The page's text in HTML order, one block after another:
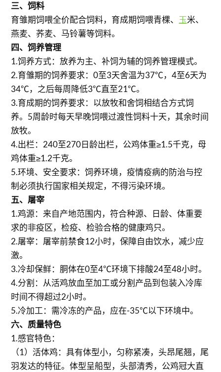
三、饲料
育雏期饲喂全价配合饲料，育成期饲喂青棵、 玉米、
燕麦、荞麦、马铃薯等饲料。
四、饲养管理
1.饲养方式：放养为主、补饲为辅的饲养管理模式。
2.育雏期的饲养要求：0至3天舍温为37℃，4至6天为
34℃，之后每周降低3℃直至21℃。
3.育成期的饲养要求：以放牧和舍饲相结合方式饲
养。5周龄时每天早晚饲喂过渡性饲料十天，其余时间
放牧。
4.出栏：240至270日龄出栏，公鸡体重≥1.5千克，母
鸡体重≥1.2千克。
5.环境、安全要求：饲养环境，疫情疫病的防治与控
制必须执行国家相关规定，不得污染环境。
五、屠宰
1.鸡源：来自产地范围内，符合种源、日龄、体重要
求的非疫区，检疫、检验合格的健康鸡只。
2.屠宰：屠宰前禁食12小时，保障自由饮水，减少应
激。
3.冷却保鲜：胴体在0至4℃环境下排酸24至48小时。
4.分割：从活鸡放血至加工或分割产品到包装入冷库
时间不得超过2小时。
5.冷加工：需冷冻的产品，应在-35℃以下环境中。
六、质量特色
1.感官特色：
（1）活体鸡：具有体型小，匀称紧凑，头昂尾翘，尾
羽发达的特征。体型呈船型，头部清秀，公鸡冠大直